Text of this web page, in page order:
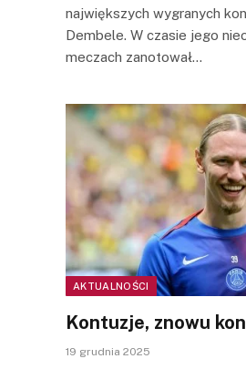
największych wygranych
Dembele. W czasie jego
meczach zanotował…
AKTUALNOŚCI
Kontuzje, znowu
19 grudnia 2025